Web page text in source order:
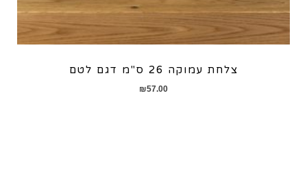
צלחת עמוקה 26 ס"מ דגם לטם
₪57.00